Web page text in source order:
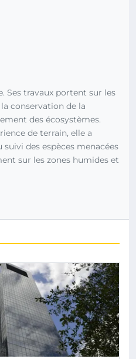
Ses travaux portent sur les
conservation de la
des écosystèmes.
de terrain, elle a
des espèces menacées
sur les zones humides et